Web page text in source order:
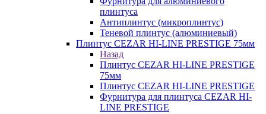
плинтуса
Антиплинтус (микроплинтус)
Теневой плинтус (алюминиевый)
Плинтус CEZAR HI-LINE PRESTIGE 75мм
Назад
Плинтус CEZAR HI-LINE PRESTIGE
75мм
Плинтус CEZAR HI-LINE PRESTIGE
Фурнитура для плинтуса CEZAR HI-
LINE PRESTIGE